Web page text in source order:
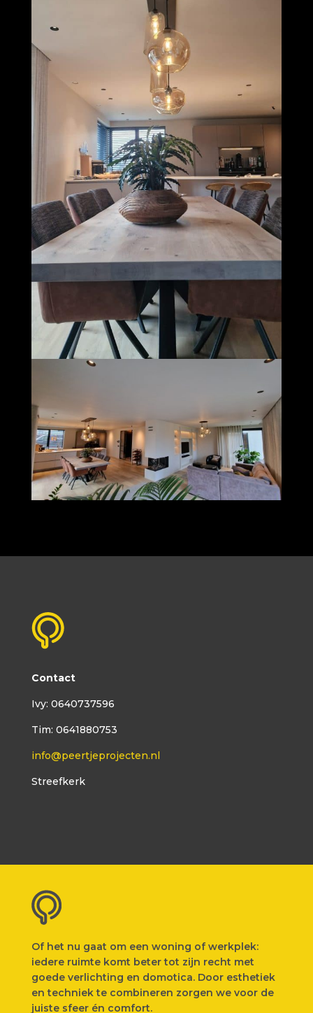
Contact
Ivy: 0640737596
Tim: 0641880753
info@peertjeprojecten.nl
Streefkerk
Of het nu gaat om een woning of werkplek:
iedere ruimte komt beter tot zijn recht met
goede verlichting en domotica. Door esthetiek
en techniek te combineren zorgen we voor de
juiste sfeer én comfort.